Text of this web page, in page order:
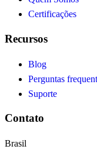
Certificações
Recursos
Blog
Perguntas
Suporte
Contato
Brasil